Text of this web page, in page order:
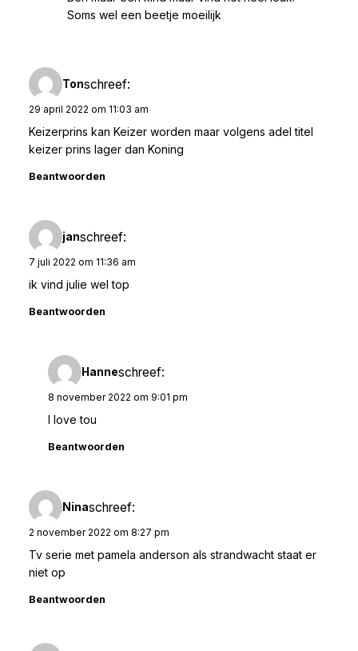
Soms wel een beetje moeilijk
Tonschreef:
29 april 2022 om 11:03 am
Keizerprins kan Keizer worden maar volgens adel titel
keizer prins lager dan Koning
Beantwoorden
janschreef:
7 juli 2022 om 11:36 am
ik vind julie wel top
Beantwoorden
Hanneschreef:
8 november 2022 om 9:01 pm
I love tou
Beantwoorden
Ninaschreef:
2 november 2022 om 8:27 pm
Tv serie met pamela anderson als strandwacht staat er
niet op
Beantwoorden